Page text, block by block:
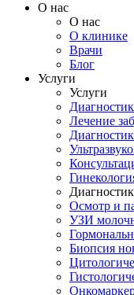
О нас
О нас
О клинике
Врачи
Блог
Услуги
Услуги
Лечение
Осмотр и
УЗИ
Биопсия